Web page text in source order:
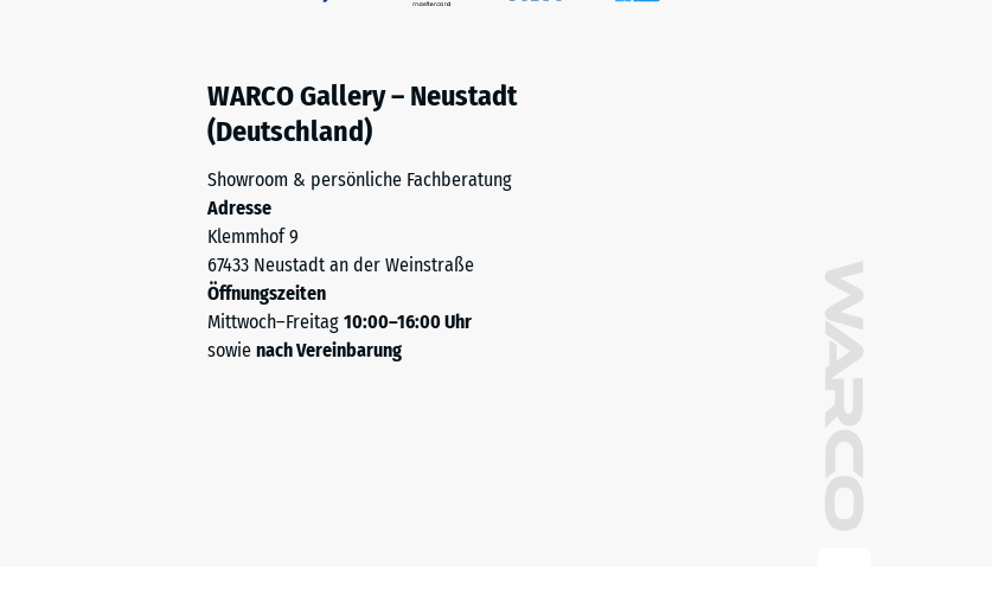
WARCO Gallery – Neustadt
(Deutschland)
Showroom & persönliche Fachberatung
Adresse
Klemmhof 9
67433 Neustadt an der Weinstraße
Öffnungszeiten
Mittwoch–Freitag 10:00–16:00 Uhr
sowie nach Vereinbarung